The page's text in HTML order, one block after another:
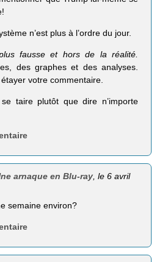
n’est plus à l’ordre du jour.
fausse et hors de la réalité.
des graphes et des analyses.
votre commentaire.
taire plutôt que dire n’importe
arnaque en Blu-ray , le 6 avril
semaine environ?